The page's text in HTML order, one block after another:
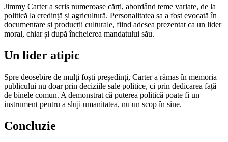
Jimmy Carter a scris numeroase cărți, abordând teme variate, de la
politică la credință și agricultură. Personalitatea sa a fost evocată în
documentare și producții culturale, fiind adesea prezentat ca un lider
moral, chiar și după încheierea mandatului său.
Un lider atipic
Spre deosebire de mulți foști președinți, Carter a rămas în memoria
publicului nu doar prin deciziile sale politice, ci prin dedicarea față
de binele comun. A demonstrat că puterea politică poate fi un
instrument pentru a sluji umanitatea, nu un scop în sine.
Concluzie